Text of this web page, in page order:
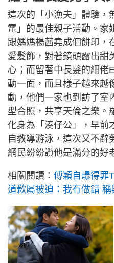
這次的「小漁夫」體驗，
電」的最佳親子活動。家
跟媽媽楊茜堯成個餅印，
愛髮飾，對著鏡頭露出甜
心；而留著中長髮的細佬
動一面，而且樣子越來越
動，他們一家也到訪了室
型合照，共享天倫之樂。
化身為「湊仔公」，早前
自教導游泳，這次又不辭
網民紛紛讚他是滿分的好
相關閱讀： 傅穎自爆得罪
道歉屬被迫：我冇做錯